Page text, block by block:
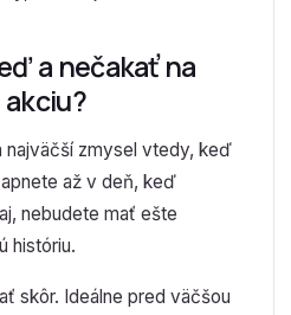
a nečakať na
najväčší zmysel vtedy, keď
až v deň, keď
nebudete mať ešte
históriu.
skôr. Ideálne pred väčšou